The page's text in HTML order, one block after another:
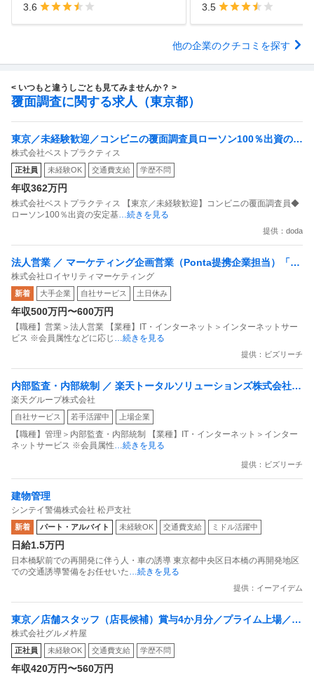
3.6
3.5
他の企業のクチコミを探す
< いつもと違うしごとも見てみませんか？ >
覆面調査に関する求人（東京都）
東京／未経験歓迎／コンビニの覆面調査員ローソン100％出資の安
定基盤／月５日在宅／残業月10時間
株式会社ベストプラクティス
正社員 未経験OK 交通費支給 学歴不問
年収362万円
株式会社ベストプラクティス 【東京／未経験歓迎】コンビニの覆面調査員◆
ローソン100％出資の安定基 …続きを見る
提供：doda
法人営業 ／ マーケティング企画営業（Ponta提携企業担当）「国
内最大級の共通ポイントサービスを展開／無駄のない消費社会を
目指すデータマーケティングカンパニー」
株式会社ロイヤリティマーケティング
新着 大手企業 自社サービス 土日休み
年収500万円〜600万円
【職種】営業＞法人営業 【業種】IT・インターネット＞インターネットサー
ビス ※会員属性などに応じ
…続きを見る
提供：ビズリーチ
内部監査・内部統制 ／ 楽天トータルソリューションズ株式会社
戦略事業コンプライアンス支援部 業務統制支援課：ショップコン
プライアンス推進担当（SBCSD）
楽天グループ株式会社
自社サービス 若手活躍中 上場企業
【職種】管理＞内部監査・内部統制 【業種】IT・インターネット＞インター
ネットサービス ※会員属性 …続きを見る
提供：ビズリーチ
建物管理
シンテイ警備株式会社 松戸支社
新着 パート・アルバイト 未経験OK 交通費支給 ミドル活躍中
日給1.5万円
日本橋駅前での再開発に伴う人・車の誘導 東京都中央区日本橋の再開発地区
での交通誘導警備をお任せいた …続きを見る
提供：イーアイデム
東京／店舗スタッフ（店長候補）賞与4か月分／プライム上場／残
業月15H以下／新店オープン多数
株式会社グルメ杵屋
正社員 未経験OK 交通費支給 学歴不問
年収420万円〜560万円